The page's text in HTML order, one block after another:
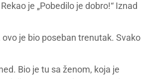
je „Pobedilo je dobro!“ Iznad
je bio poseban trenutak. Svako
Bio je tu sa ženom, koja je